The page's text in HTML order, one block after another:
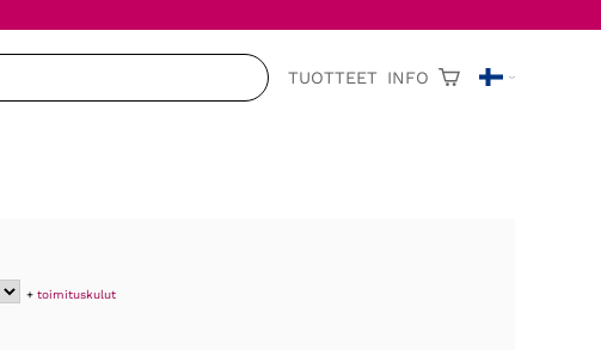
TUOTTEET INFO
+toimituskulut